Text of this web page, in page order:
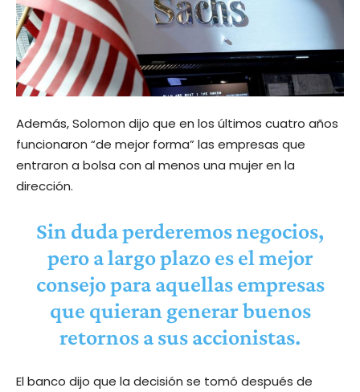
Además, Solomon dijo que en los últimos cuatro años
funcionaron “de mejor forma” las empresas que
entraron a bolsa con al menos una mujer en la
dirección.
Sin duda perderemos negocios,
pero a largo plazo es el mejor
consejo para aquellas empresas
que quieran generar buenos
retornos a sus accionistas.
El banco dijo que la decisión se tomó después de